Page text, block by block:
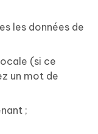
les données de
(si ce
un mot de
;